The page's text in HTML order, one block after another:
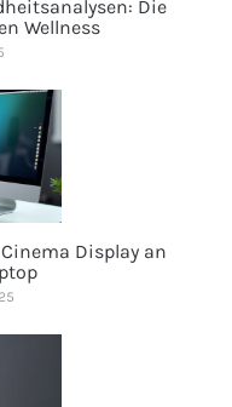
Die
Wellness
Display an